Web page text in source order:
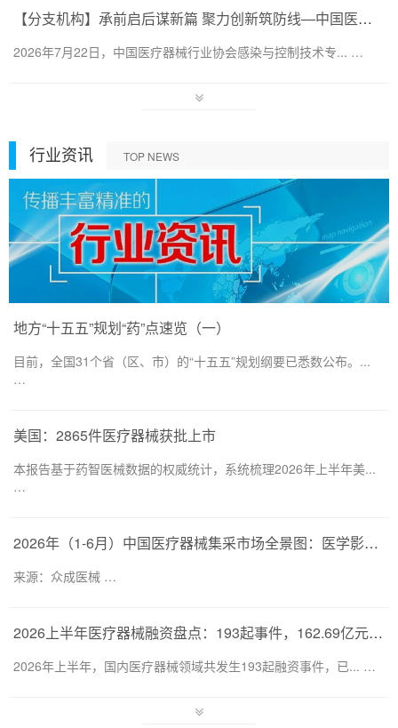
【分支机构】承前启后谋新篇 聚力创新筑防线—中国医疗器械行业协会感染与控制技术专业委员会换届会暨第六届第一次会员代表大会圆满召开
2026年7月22日，中国医疗器械行业协会感染与控制技术专... …
行业资讯 TOP NEWS
地方“十五五”规划“药”点速览（一）
目前，全国31个省（区、市）的“十五五”规划纲要已悉数公布。...
…
美国：2865件医疗器械获批上市
本报告基于药智医械数据的权威统计，系统梳理2026年上半年美...
…
2026年（1-6月）中国医疗器械集采市场全景图：医学影像仍为集采主要目标，部分产品线增速显著
来源：众成医械 …
2026上半年医疗器械融资盘点：193起事件，162.69亿元流向何处？
2026年上半年，国内医疗器械领域共发生193起融资事件，已... …